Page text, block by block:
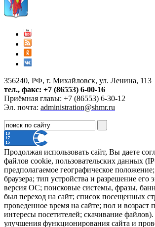
356240, РФ, г. Михайловск, ул. Ленина, 113
тел., факс: +7 (86553) 6-00-16
Приёмная главы: +7 (86553) 6-30-12
Эл. почта: administration@shmr.ru
Продолжая использовать сайт, Вы даете
файлов cookie, пользовательских данных
предполагаемое географическое
браузера; тип устройства и разрешение его
версия ОС; поисковые системы, фразы,
был переход на сайт; список посещенных
проведенное время на сайте; пол и возраст
интересы посетителей; скачивание
улучшения функционирования сайта и